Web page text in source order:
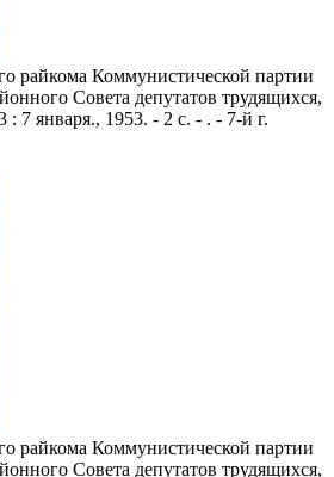
райкома Коммунистической партии
Совета депутатов трудящихся,
7 января., 1953. - 2 с. - . - 7-й г.
райкома Коммунистической партии
Совета депутатов трудящихся,